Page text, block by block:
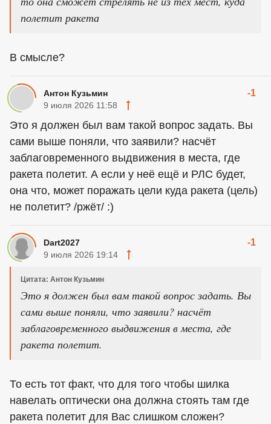
полетит ракета
В смысле?
Антон Кузьмин -1
9 июля 2026 11:58
Это я должен был вам такой вопрос задать. Вы
сами выше поняли, что заявили? насчёт
заблаговременного выдвижения в места, где
ракета полетит. А если у неё ещё и РЛС будет,
она что, может поражать цели куда ракета (цель)
не полетит? /ржёт/ :)
Dart2027 -1
9 июля 2026 19:14
Цитата: Антон Кузьмин
Это я должен был вам такой вопрос задать. Вы
сами выше поняли, что заявили? насчёт
заблаговременного выдвижения в места, где
ракета полетит.
То есть тот факт, что для того чтобы шилка
навелать оптически она должна стоять там где
ракета полетит для Вас слишком сложен?